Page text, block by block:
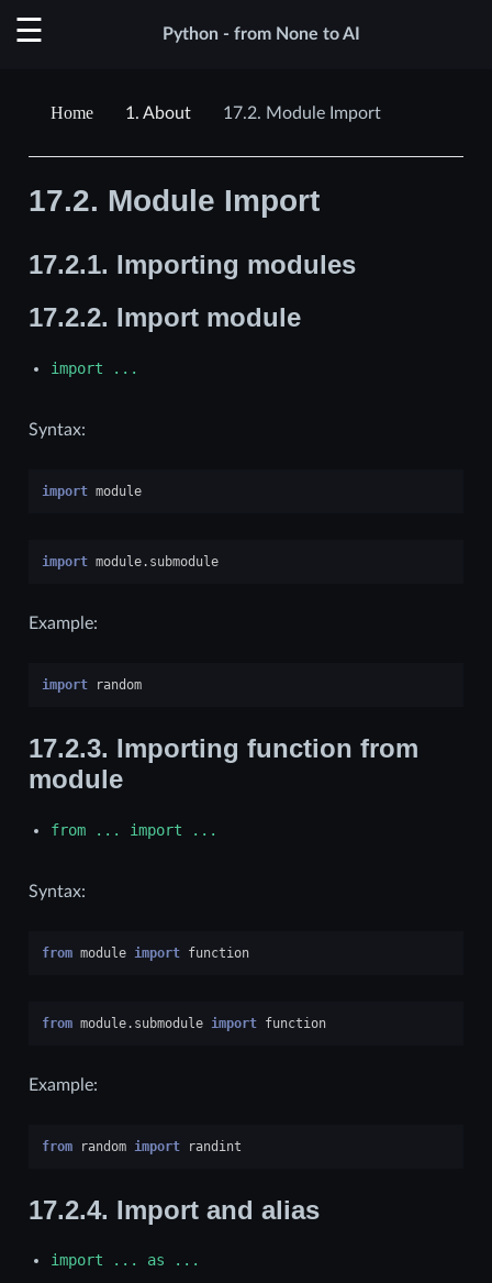
Python - from None to AI
1. About 17.2. Module Import
17.2. Module Import
17.2.1. Importing modules
17.2.2. Import module
import ...
Syntax:
import module
import module.submodule
Example:
import random
17.2.3. Importing function from
module
from ... import ...
Syntax:
from module import function
from module.submodule import function
Example:
from random import randint
17.2.4. Import and alias
import ... as ...